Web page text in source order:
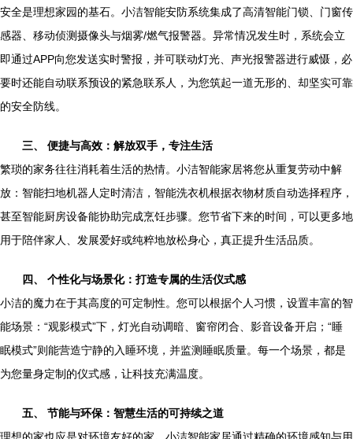
安全是理想家园的基石。小洁智能安防系统集成了高清智能门锁、门窗传
感器、移动侦测摄像头与烟雾/燃气报警器。异常情况发生时，系统会立
即通过APP向您发送实时警报，并可联动灯光、声光报警器进行威慑，必
要时还能自动联系预设的紧急联系人，为您筑起一道无形的、却坚实可靠
的安全防线。
三、 便捷与高效：解放双手，专注生活
繁琐的家务往往消耗着生活的热情。小洁智能家居将您从重复劳动中解
放：智能扫地机器人定时清洁，智能洗衣机根据衣物材质自动选择程序，
甚至智能厨房设备能协助完成烹饪步骤。您节省下来的时间，可以更多地
用于陪伴家人、发展爱好或纯粹地放松身心，真正提升生活品质。
四、 个性化与场景化：打造专属的生活仪式感
小洁的魔力在于其高度的可定制性。您可以根据个人习惯，设置丰富的智
能场景：“观影模式”下，灯光自动调暗、窗帘闭合、影音设备开启；“睡
眠模式”则能营造宁静的入睡环境，并监测睡眠质量。每一个场景，都是
为您量身定制的仪式感，让科技充满温度。
五、 节能与环保：智慧生活的可持续之道